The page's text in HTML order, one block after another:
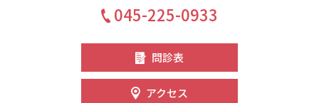
045-225-0933
問診表
アクセス